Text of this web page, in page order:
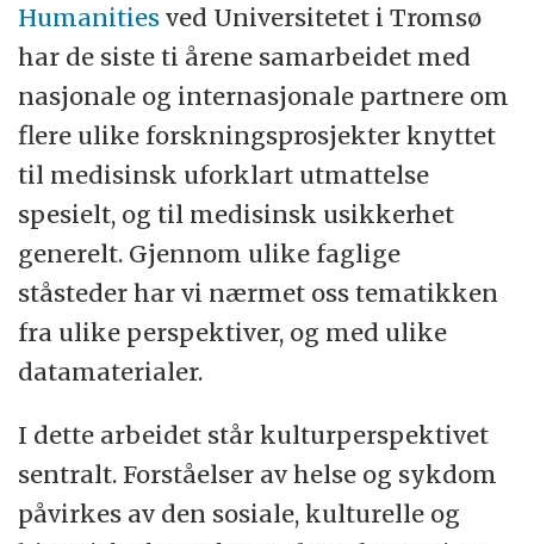
Humanities ved Universitetet i Tromsø
har de siste ti årene samarbeidet med
nasjonale og internasjonale partnere om
flere ulike forskningsprosjekter knyttet
til medisinsk uforklart utmattelse
spesielt, og til medisinsk usikkerhet
generelt. Gjennom ulike faglige
ståsteder har vi nærmet oss tematikken
fra ulike perspektiver, og med ulike
datamaterialer.
I dette arbeidet står kulturperspektivet
sentralt. Forståelser av helse og sykdom
påvirkes av den sosiale, kulturelle og